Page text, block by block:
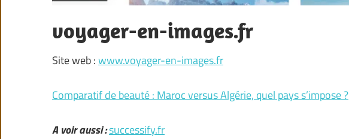
voyager-en-images.fr
Site web :www.voyager-en-images.fr
Comparatif de beauté : Maroc versus Algérie, quel pays s’impose ?
A voir aussi :successify.fr